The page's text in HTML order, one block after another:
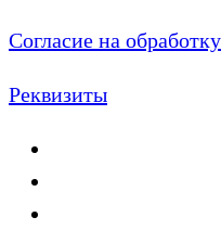
Согласие на
Реквизиты